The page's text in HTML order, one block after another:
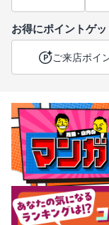
お得にポイントゲッ
ご来店ポイ